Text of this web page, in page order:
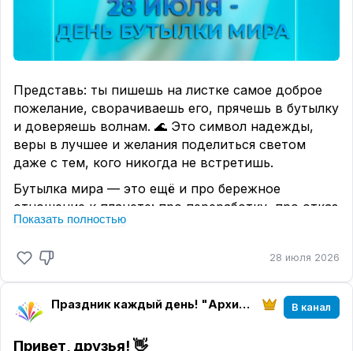
Представь: ты пишешь на листке самое доброе
пожелание, сворачиваешь его, прячешь в бутылку
и доверяешь волнам. 🌊 Это символ надежды,
веры в лучшее и желания поделиться светом
даже с тем, кого никогда не встретишь.
Бутылка мира — это ещё и про бережное
отношение к планете: про переработку, про отказ
от лишнего пластика, про маленькие шаги, из
♻
А можно сделать свою «бутылку мира» без воды
и волн: написать письмо себе в будущее,
пожелание другу или просто добрые слова,
которые хочется сохранить.💌
Показать полностью
28 июля 2026
Праздник каждый день! "Архитектура настроения" магазин "Твоего праздника" В канал
Привет, друзья! 👋